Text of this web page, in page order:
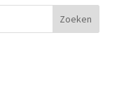
Zoeken